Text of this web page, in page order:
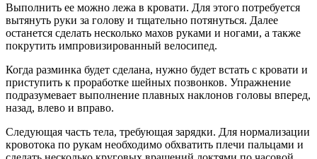
Выполнить ее можно лежа в кровати. Для этого потребуется
вытянуть руки за голову и тщательно потянуться. Далее
останется сделать несколько махов руками и ногами, а также
покрутить импровизированный велосипед.
Когда разминка будет сделана, нужно будет встать с кровати и
приступить к проработке шейных позвонков. Упражнение
подразумевает выполнение плавных наклонов головы вперед,
назад, влево и вправо.
Следующая часть тела, требующая зарядки. Для нормализации
кровотока по рукам необходимо обхватить плечи пальцами и